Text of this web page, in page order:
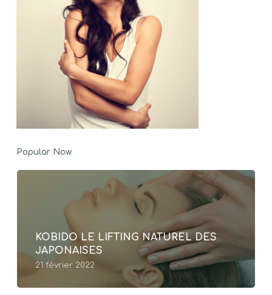
Popular Now
KOBIDO LE LIFTING NATUREL DES
JAPONAISES
21 février 2022